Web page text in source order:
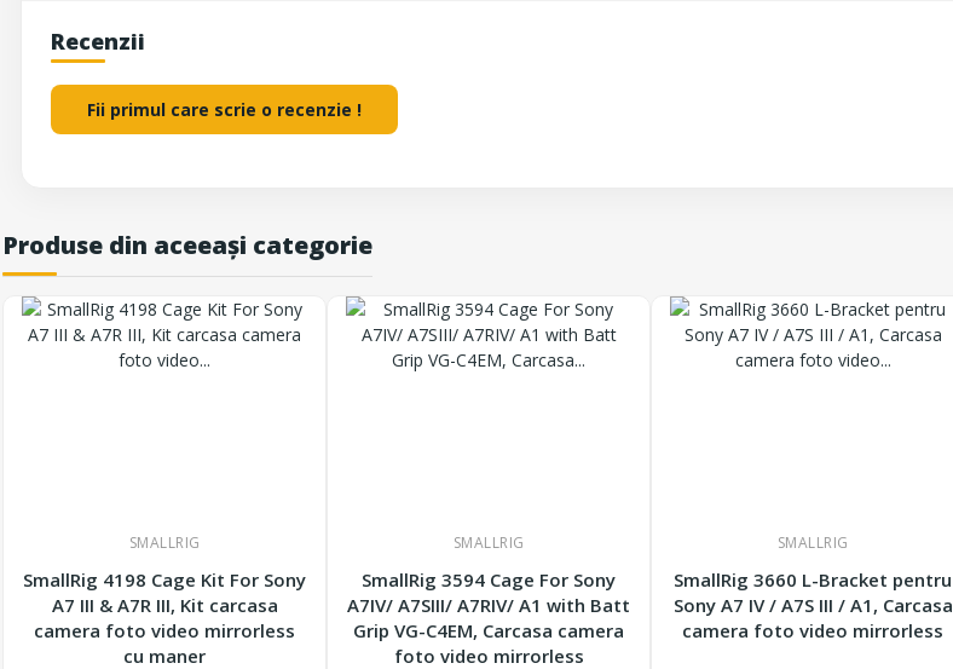
Recenzii
Fii primul care scrie o recenzie !
Produse din aceeași categorie
SMALLRIG
SmallRig 4198 Cage Kit For Sony
A7 III & A7R III, Kit carcasa
camera foto video mirrorless
cu maner
SMALLRIG
SmallRig 3594 Cage For Sony
A7IV/ A7SIII/ A7RIV/ A1 with Batt
Grip VG-C4EM, Carcasa camera
foto video mirrorless
SMALLRIG
SmallRig 3660 L-Bracket pentru
Sony A7 IV / A7S III / A1, Carcasa
camera foto video mirrorless